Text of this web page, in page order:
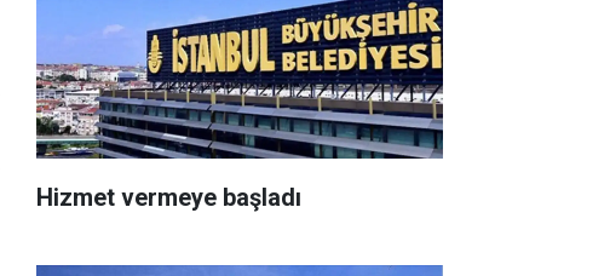
Hizmet vermeye başladı